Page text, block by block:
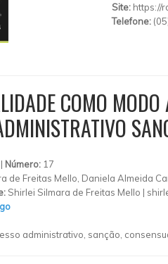
Site: https://
Telefone:
COMO
Número: 17
de Freitas Mello, Daniela Almeida
Shirlei Silmara de Freitas Mello |
administrativo, sanção,